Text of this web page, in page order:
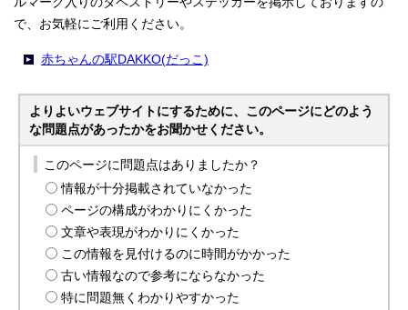
で、お気軽にご利用ください。
赤ちゃんの駅DAKKO(だっこ)
よりよいウェブサイトにするために、このページにどのよう
な問題点があったかをお聞かせください。
このページに問題点はありましたか？
情報が十分掲載されていなかった
ページの構成がわかりにくかった
文章や表現がわかりにくかった
この情報を見付けるのに時間がかかった
古い情報なので参考にならなかった
特に問題無くわかりやすかった